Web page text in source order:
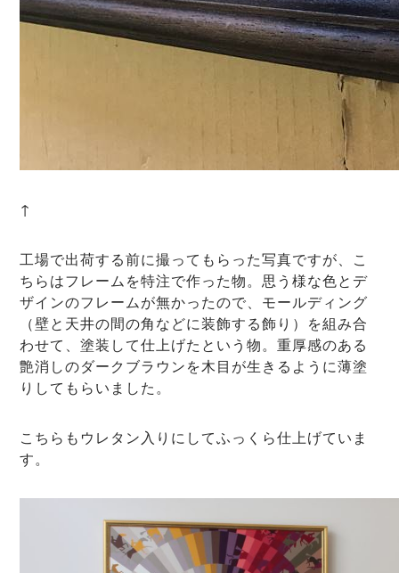
↑
工場で出荷する前に撮ってもらった写真ですが、こ
ちらはフレームを特注で作った物。思う様な色とデ
ザインのフレームが無かったので、モールディング
（壁と天井の間の角などに装飾する飾り）を組み合
わせて、塗装して仕上げたという物。重厚感のある
艶消しのダークブラウンを木目が生きるように薄塗
りしてもらいました。
こちらもウレタン入りにしてふっくら仕上げていま
す。